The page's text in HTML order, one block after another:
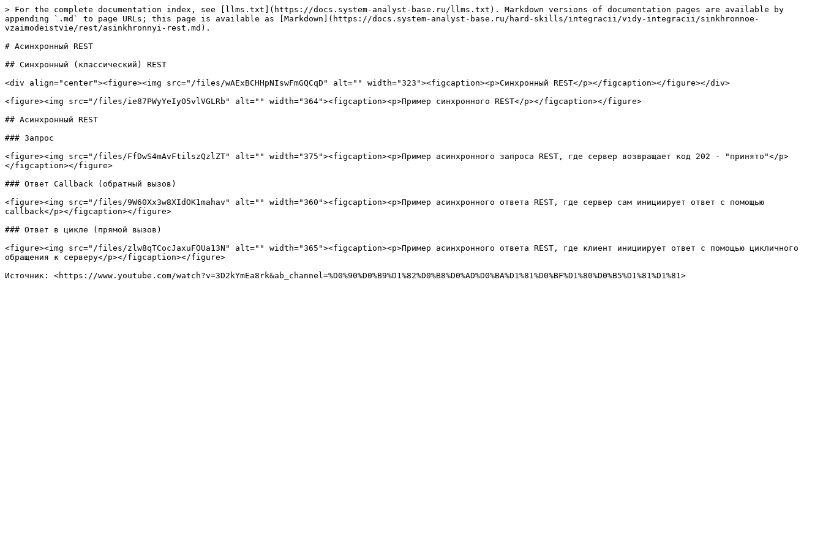
> For the complete documentation index, see [llms.txt](https://docs.system-analyst-base.ru/llms.txt). Markdown versions of documentation pages are available by
appending `.md` to page URLs; this page is available as [Markdown](https://docs.system-analyst-base.ru/hard-skills/integracii/vidy-integracii/sinkhronnoe-
vzaimodeistvie/rest/asinkhronnyi-rest.md).
# Асинхронный REST
## Синхронный (классический) REST
<div align="center"><figure><img src="/files/wAExBCHHpNIswFmGQCqD" alt="" width="323"><figcaption><p>Синхронный REST</p></figcaption></figure></div>
<figure><img src="/files/ie87PWyYeIyO5vlVGLRb" alt="" width="364"><figcaption><p>Пример синхронного REST</p></figcaption></figure>
## Асинхронный REST
### Запрос
<figure><img src="/files/FfDwS4mAvFtilszQzlZT" alt="" width="375"><figcaption><p>Пример асинхронного запроса REST, где сервер возвращает код 202 - "принято"</p>
</figcaption></figure>
### Ответ Callback (обратный вызов)
<figure><img src="/files/9W60Xx3w8XIdOK1mahav" alt="" width="360"><figcaption><p>Пример асинхронного ответа REST, где сервер сам инициирует ответ с помощью
callback</p></figcaption></figure>
### Ответ в цикле (прямой вызов)
<figure><img src="/files/zlw8qTCocJaxuFOUa13N" alt="" width="365"><figcaption><p>Пример асинхронного ответа REST, где клиент инициирует ответ с помощью цикличного
обращения к серверу</p></figcaption></figure>